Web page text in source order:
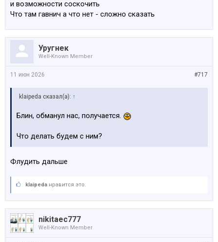
и возможности соскочить
Что там гавнич а что нет - сложно сказать
Уругнек
Well-Known Member
#717
11 июн 2026
klaipeda сказал(а): ↑
Блин, обманул нас, получается.
Что делать будем с ним?
Флудить дальше
klaipeda нравится это.
nikitaec777
Well-Known Member